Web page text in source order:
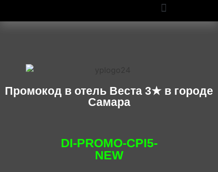
Промокод в отель Веста 3★ в городе
Самара
DI-PROMO-CPI5-
NEW